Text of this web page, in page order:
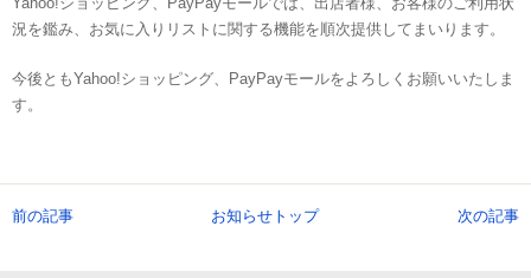
況を鑑み、お気に入りリストに関する機能を順次提供してまいります。
今後ともYahoo!ショッピング、PayPayモールをよろしくお願いいたしま
す。
前の記事 お知らせトップ 次の記事